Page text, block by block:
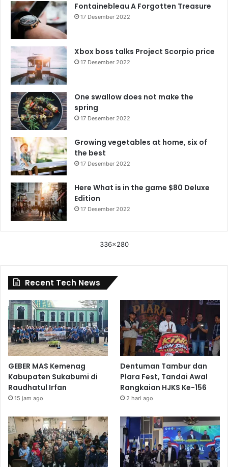
Fontainebleau A Forgotten Treasure
17 Desember 2022
Xbox boss talks Project Scorpio price
17 Desember 2022
One swallow does not make the
spring
17 Desember 2022
Growing vegetables at home, six of
the best
17 Desember 2022
Here What is in the game $80 Deluxe
Edition
17 Desember 2022
336x280
Recent Tech News
GEBER MAS Kemenag
Kabupaten Sukabumi di
Raudhatul Irfan
15 jam ago
Dentuman Tambur dan
Plara Fest, Tandai Awal
Rangkaian HJKS Ke-156
2 hari ago